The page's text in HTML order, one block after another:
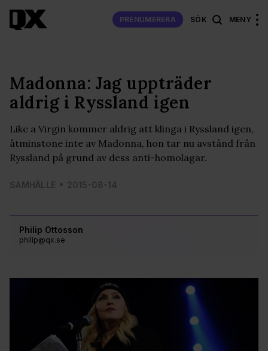
PRENUMERERA SÖK MENY
Philip Ottosson
philip@qx.se
Madonna: Jag uppträder
aldrig i Ryssland igen
Like a Virgin kommer aldrig att klinga i Ryssland igen,
åtminstone inte av Madonna, hon tar nu avstånd från
Ryssland på grund av dess anti-homolagar.
SAMHÄLLE 2015-08-14